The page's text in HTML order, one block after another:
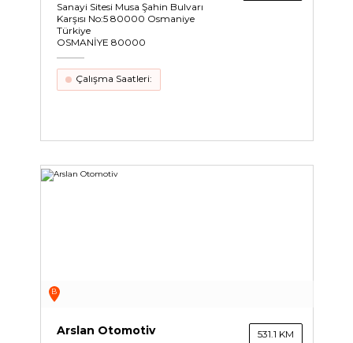
Sanayi Sitesi Musa Şahin Bulvarı
Karşısı No:5 80000 Osmaniye
Türkiye
OSMANİYE 80000
Çalışma Saatleri:
B
Arslan Otomotiv 531.1 KM